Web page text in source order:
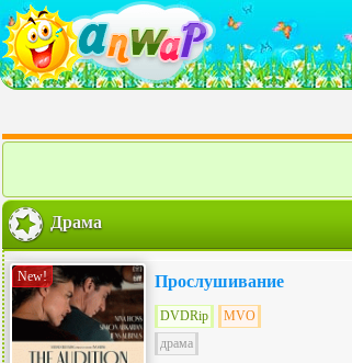
Драма
New! Прослушивание
DVDRip
MVO
драма